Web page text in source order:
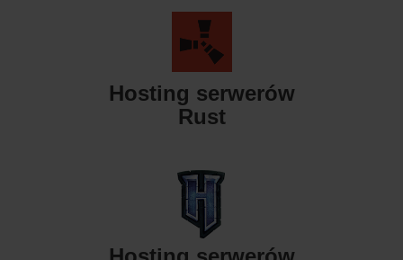
Hosting serwerów
Rust